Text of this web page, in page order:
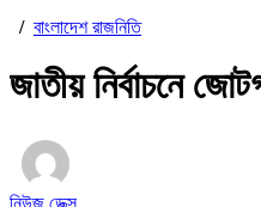
/ বাংলাদেশ রাজনিতি
জাতীয় নির্বাচনে
নিউজ ডেক্স